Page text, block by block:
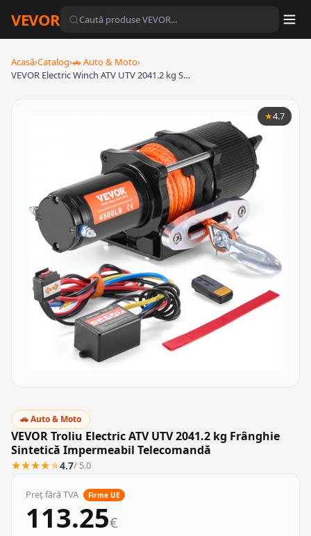
VEVOR
Acasă›Catalog›🚗 Auto & Moto›
VEVOR Electric Winch ATV UTV 2041.2 kg S…
★4.7
🚗 Auto & Moto
VEVOR Troliu Electric ATV UTV 2041.2 kg Frânghie
Sintetică Impermeabil Telecomandă
★★★★★4.7/ 5.0
Preț fără TVA Firme UE
113.25€